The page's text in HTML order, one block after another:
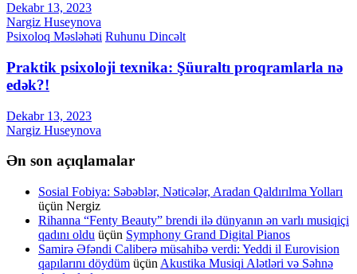
Dekabr 13, 2023
Nargiz Huseynova
Psixoloq Məsləhəti Ruhunu Dincəlt
Praktik psixoloji texnika: Şüuraltı proqramlarla nə
edək?!
Dekabr 13, 2023
Nargiz Huseynova
Ən son açıqlamalar
Sosial Fobiya: Səbəblər, Nəticələr, Aradan Qaldırılma Yolları
üçün Nergiz
Rihanna “Fenty Beauty” brendi ilə dünyanın ən varlı musiqiçi
qadını oldu üçün Symphony Grand Digital Pianos
Samirə Əfəndi Caliberə müsahibə verdi: Yeddi il Eurovision
qapılarını döydüm üçün Akustika Musiqi Alətləri və Səhnə